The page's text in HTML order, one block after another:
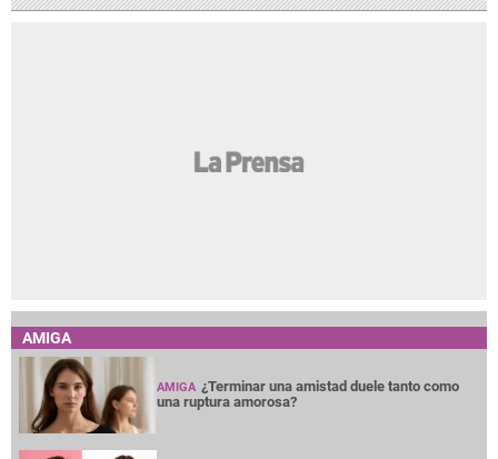
AMIGA
AMIGA ¿Terminar una amistad duele tanto como
una ruptura amorosa?